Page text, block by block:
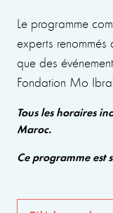
Le programme
experts renommés
que des
Fondation Mo
Tous les horaires
Maroc.
Ce programme est